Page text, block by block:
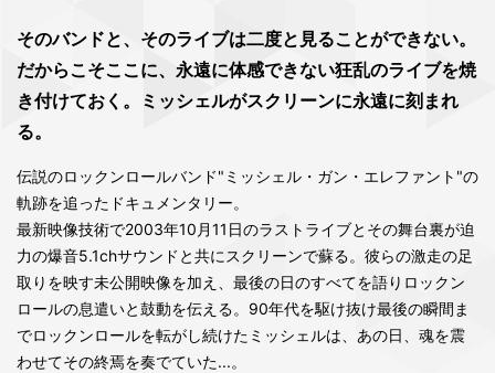
そのバンドと、そのライブは二度と見ることができない。
だからこそここに、永遠に体感できない狂乱のライブを焼
き付けておく。ミッシェルがスクリーンに永遠に刻まれ
る。
伝説のロックンロールバンド"ミッシェル・ガン・エレファント"の
軌跡を追ったドキュメンタリー。
最新映像技術で2003年10月11日のラストライブとその舞台裏が迫
力の爆音5.1chサウンドと共にスクリーンで蘇る。彼らの激走の足
取りを映す未公開映像を加え、最後の日のすべてを語りロックン
ロールの息遣いと鼓動を伝える。90年代を駆け抜け最後の瞬間ま
でロックンロールを転がし続けたミッシェルは、あの日、魂を震
わせてその終焉を奏でていた...。